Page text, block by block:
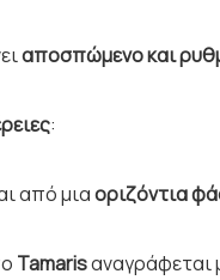
αποσπώμενο και
:
από μιαοριζόντια
Tamarisαναγράφεται